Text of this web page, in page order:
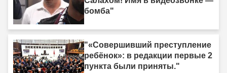
бомба"
"«Совершивший преступление
ребёнок»: в редакции первые 2
пункта были приняты."